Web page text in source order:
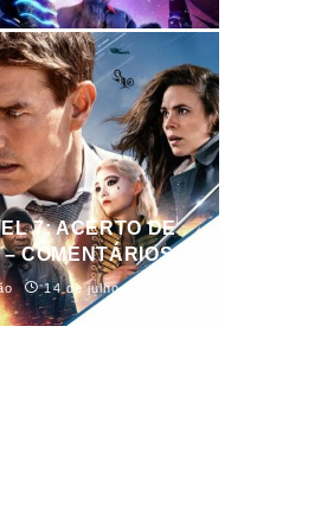
7: ACERTO DE
COMENTÁRIOS
14 de julho de 2023